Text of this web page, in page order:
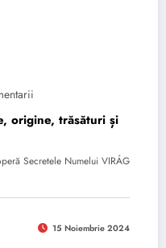
origine, trăsături și
Secretele Numelui VIRÁG
15 Noiembrie 2024